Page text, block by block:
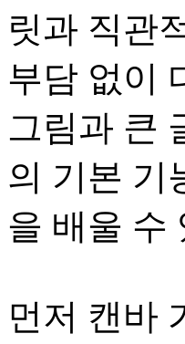
릿과 직관
부담 없이
그림과 큰
의 기본 기
을 배울 수
먼저 캔바